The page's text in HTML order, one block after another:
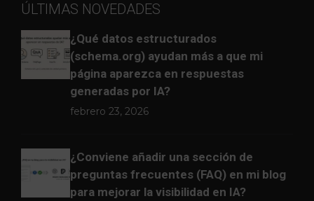
ÚLTIMAS NOVEDADES
¿Qué datos estructurados
(schema.org) ayudan más a que mi
página aparezca en respuestas
generadas por IA?
febrero 23, 2026
¿Conviene añadir una sección de
preguntas frecuentes (FAQ) en mi blog
para mejorar la visibilidad en IA?